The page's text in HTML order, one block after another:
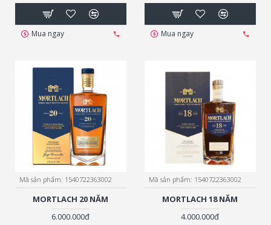
Mua ngay Mua ngay
Mã sản phẩm: 1540722363002
MORTLACH 20 NĂM
6.000.000đ
Mã sản phẩm: 1540722363002
MORTLACH 18 NĂM
4.000.000đ